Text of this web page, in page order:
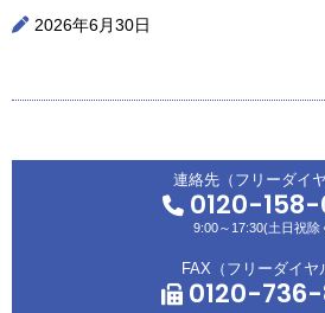
2026年6月30日
連絡先（フリーダイヤ
0120-
9:00～17:30(土日祝除
FAX（フリーダイヤ
0120-